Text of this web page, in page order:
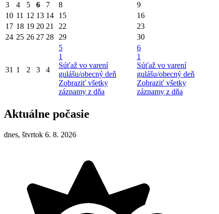
3
4 5 6 7 8
9
10 11 12 13 14 15
16
17 18 19 20 21 22
23
24 25 26 27 28 29 30
31 1 2 3 4
5
1
Súťaž vo varení
gulášu/obecný deň
Zobraziť všetky
záznamy z dňa
6
1
Súťaž vo varení
gulášu/obecný deň
Zobraziť všetky
záznamy z dňa
Aktuálne počasie
dnes, štvrtok 6. 8. 2026